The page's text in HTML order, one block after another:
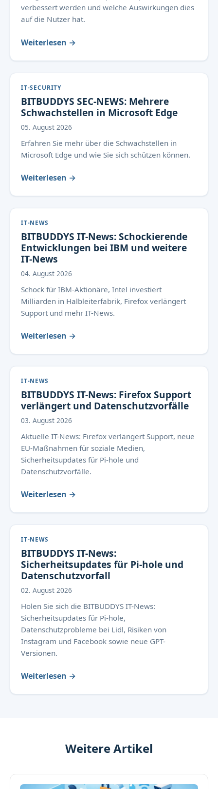
verbessert werden und welche Auswirkungen dies
auf die Nutzer hat.
Weiterlesen →
IT-SECURITY
BITBUDDYS SEC-NEWS: Mehrere
Schwachstellen in Microsoft Edge
05. August 2026
Erfahren Sie mehr über die Schwachstellen in
Microsoft Edge und wie Sie sich schützen können.
Weiterlesen →
IT-NEWS
BITBUDDYS IT-News: Schockierende
Entwicklungen bei IBM und weitere
IT-News
04. August 2026
Schock für IBM-Aktionäre, Intel investiert
Milliarden in Halbleiterfabrik, Firefox verlängert
Support und mehr IT-News.
Weiterlesen →
IT-NEWS
BITBUDDYS IT-News: Firefox Support
verlängert und Datenschutzvorfälle
03. August 2026
Aktuelle IT-News: Firefox verlängert Support, neue
EU-Maßnahmen für soziale Medien,
Sicherheitsupdates für Pi-hole und
Datenschutzvorfälle.
Weiterlesen →
IT-NEWS
BITBUDDYS IT-News:
Sicherheitsupdates für Pi-hole und
Datenschutzvorfall
02. August 2026
Holen Sie sich die BITBUDDYS IT-News:
Sicherheitsupdates für Pi-hole,
Datenschutzprobleme bei Lidl, Risiken von
Instagram und Facebook sowie neue GPT-
Versionen.
Weiterlesen →
Weitere Artikel